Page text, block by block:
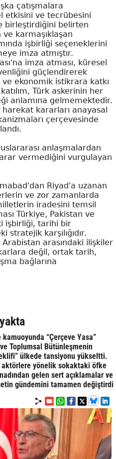
çatışmalara
etkisini ve tecrübesini
birleştirdiğini belirten
karmaşıklaşan
işbirliği seçeneklerini
imza atmıştır.
imza atması, küresel
güçlendirerek
ekonomik istikrara katkı
Türk askerinin her
anlamına gelmemektedir.
harekat kararları anayasal
çerçevesinde
anlaşmalardan
vermediğini vurgulayan
Riyad'a uzanan
ve zor zamanlarda
iradesini temsil
Türkiye, Pakistan ve
işbirliği, tarihi bir
karşılığıdır.
arasındaki ilişkiler
değil, ortak tarih,
bağlarına
kamuoyunda “Çerçeve Yasa”
Toplumsal Bütünleşmenin
ülkede tansiyonu yükseltti.
aktörlere yönelik sokaktaki öfke
gelen sert açıklamalar ve
gündemini tamamen değiştirdi